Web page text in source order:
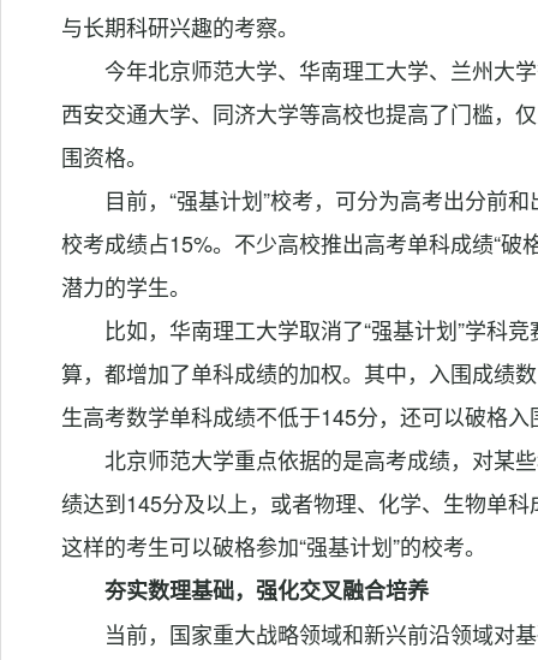
与长期科研兴趣的考察。
今年北京师范大学、华南理工大学、兰州大
西安交通大学、同济大学等高校也提高了门槛，
围资格。
目前，“强基计划”校考，可分为高考出分前
校考成绩占15%。不少高校推出高考单科成绩“破
潜力的学生。
比如，华南理工大学取消了“强基计划”学科
算，都增加了单科成绩的加权。其中，入围成绩
生高考数学单科成绩不低于145分，还可以破格
北京师范大学重点依据的是高考成绩，对某
绩达到145分及以上，或者物理、化学、生物单
这样的考生可以破格参加“强基计划”的校考。
夯实数理基础，强化交叉融合培养
当前，国家重大战略领域和新兴前沿领域对